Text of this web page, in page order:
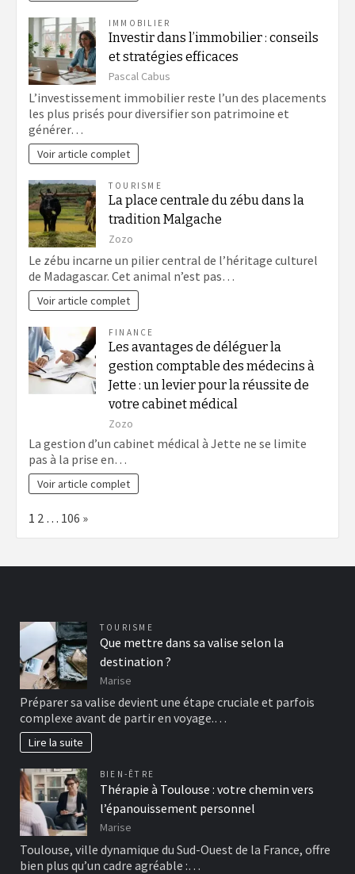
IMMOBILIER
Investir dans l’immobilier : conseils
et stratégies efficaces
Pascal Cabus
L’investissement immobilier reste l’un des placements
les plus prisés pour diversifier son patrimoine et
générer…
Voir article complet
TOURISME
La place centrale du zébu dans la
tradition Malgache
Zozo
Le zébu incarne un pilier central de l’héritage culturel
de Madagascar. Cet animal n’est pas…
Voir article complet
FINANCE
Les avantages de déléguer la
gestion comptable des médecins à
Jette : un levier pour la réussite de
votre cabinet médical
Zozo
La gestion d’un cabinet médical à Jette ne se limite
pas à la prise en…
Voir article complet
Page:
1 2 … 106 Next
»
TOURISME
Que mettre dans sa valise selon la
destination ?
Marise
Préparer sa valise devient une étape cruciale et parfois
complexe avant de partir en voyage.…
Lire la suite
BIEN-ÊTRE
Thérapie à Toulouse : votre chemin vers
l’épanouissement personnel
Marise
Toulouse, ville dynamique du Sud-Ouest de la France, offre
bien plus qu’un cadre agréable :…